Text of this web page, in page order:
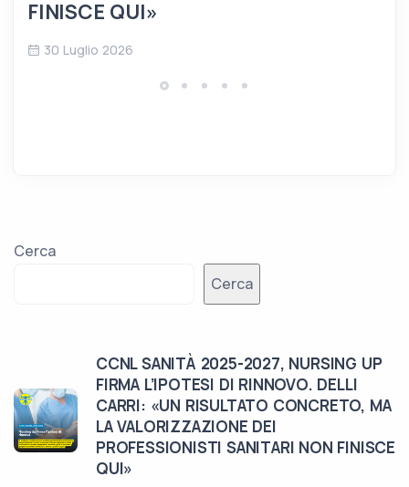
FINISCE QUI»
30 Luglio 2026
Cerca
Cerca
CCNL SANITÀ 2025-2027, NURSING UP
FIRMA L’IPOTESI DI RINNOVO. DELLI
CARRI: «UN RISULTATO CONCRETO, MA
LA VALORIZZAZIONE DEI
PROFESSIONISTI SANITARI NON FINISCE
QUI»